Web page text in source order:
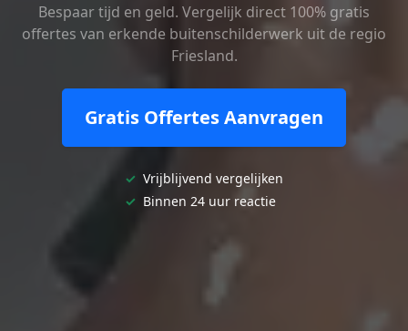
Bespaar tijd en geld. Vergelijk direct 100% gratis
offertes van erkende buitenschilderwerk uit de regio
Friesland.
Gratis Offertes Aanvragen
✓ Vrijblijvend vergelijken
✓ Binnen 24 uur reactie